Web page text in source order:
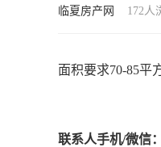
临夏房产网 172人
面积要求70-85平
联系人手机/微信：